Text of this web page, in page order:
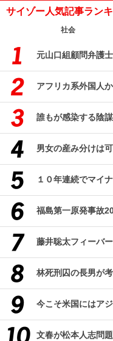
サイゾー人気記事ラン
社会
元山口組顧問弁護
アフリカ系外国人
誰もが感染する陰
男女の産み分けは
藤井聡太フィーバ
林死刑囚の長男が
今こそ米国にはア
文春が松本人志問